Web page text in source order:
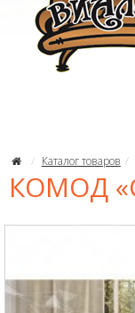
Каталог товаров
КОМОД